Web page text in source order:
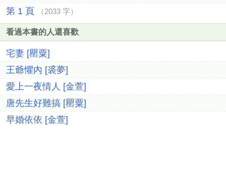
第 1 頁 （2033 字）
看過本書的人還喜歡
宅妻 [罌粟]
王爺懼內 [裘夢]
愛上一夜情人 [金萱]
唐先生好難搞 [罌粟]
早婚依依 [金萱]